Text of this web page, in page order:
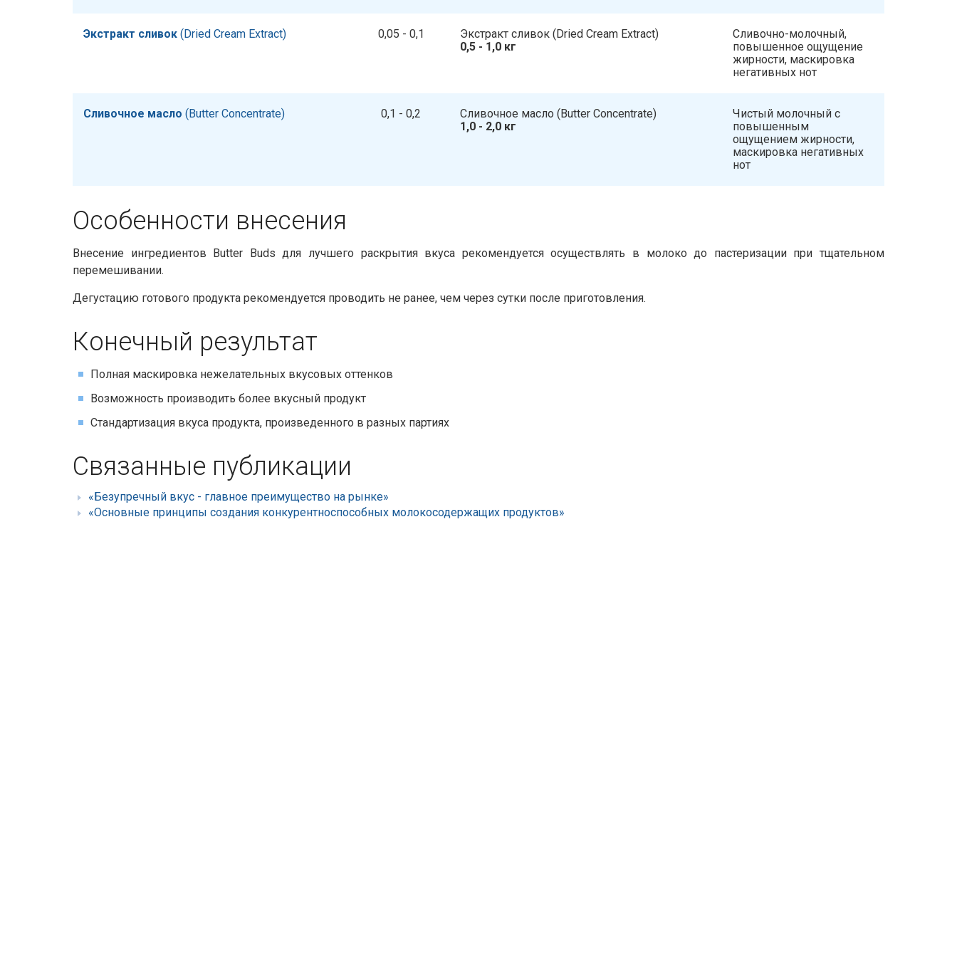
Экстракт сливок ​​ (Dried Cream Extract) 0,05 - 0,1
Экстракт сливок​​ (Dried Cream Extract)
0,5 - 1,0 кг
Сливочно-молочный,
повышенное ощущение
жирности, маскировка
негативных нот
Сливочное масло ​​ (Butter Concentrate) 0,1 - 0,2
Сливочное масло​​ (Butter Concentrate)
1,0 - 2,0 кг
Чистый молочный с
повышенным
ощущением жирности,
маскировка негативных
нот
Особенности внесения​​
Внесение ингредиентов Butter Buds для лучшего раскрытия вкуса рекомендуется осуществлять в молоко до пастеризации при тщательном
перемешивании.
Дегустацию готового продукта рекомендуется проводить не ранее, чем через сутки после приготовления.
Конечный результат
Полная маскировка нежелательных вкусовых оттенков
Возможность производить более вкусный продукт
Стандартизация вкуса продукта, произведенного в разных партиях
Связанные публикации
«Безупречный вкус - главное преимущество на рынке»
«Основные принципы создания конкурентноспособных молокосодержащих продуктов»